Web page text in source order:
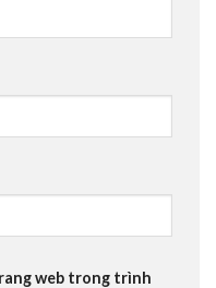
web trong trình